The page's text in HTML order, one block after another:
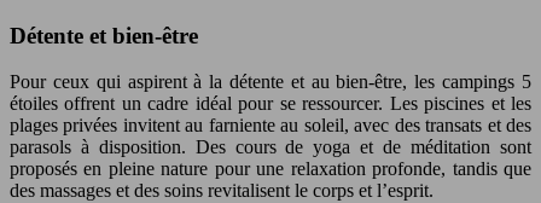
Détente et bien-être
Pour ceux qui aspirent à la détente et au bien-être, les campings 5
étoiles offrent un cadre idéal pour se ressourcer. Les piscines et les
plages privées invitent au farniente au soleil, avec des transats et des
parasols à disposition. Des cours de yoga et de méditation sont
proposés en pleine nature pour une relaxation profonde, tandis que
des massages et des soins revitalisent le corps et l’esprit.